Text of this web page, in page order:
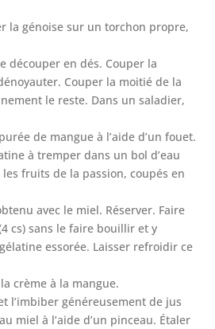
la génoise sur un torchon propre,
découper en dés. Couper la
Couper la moitié de la
le reste. Dans un saladier,
de mangue à l’aide d’un fouet.
à tremper dans un bol d’eau
fruits de la passion, coupés en
avec le miel. Réserver. Faire
cs) sans le faire bouillir et y
essorée. Laisser refroidir ce
crème à la mangue.
l’imbiber généreusement de jus
miel à l’aide d’un pinceau. Étaler